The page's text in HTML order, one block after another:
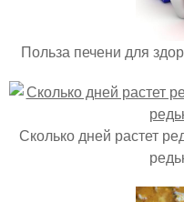
Польза печени для
Сколько дней растет